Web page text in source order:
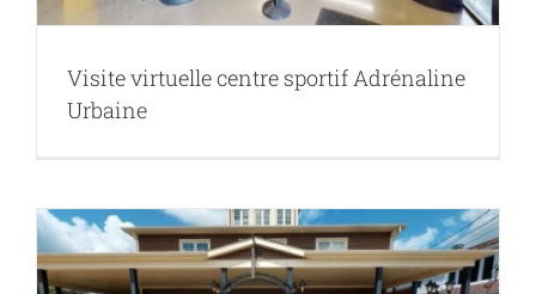
Visite virtuelle centre sportif Adrénaline
Urbaine